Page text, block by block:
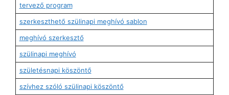
tervező program
szerkeszthető szülinapi meghívó sablon
meghívó szerkesztő
szülinapi meghívó
születésnapi köszöntő
szívhez szóló szülinapi köszöntő